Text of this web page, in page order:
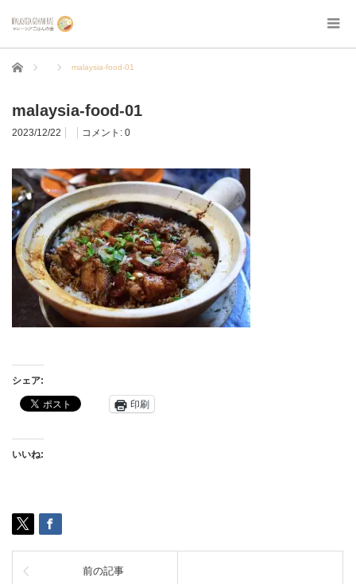
ホーム malaysia-food-01
malaysia-food-01
2023/12/22 コメント: 0
シェア:
印刷
いいね:
前の記事